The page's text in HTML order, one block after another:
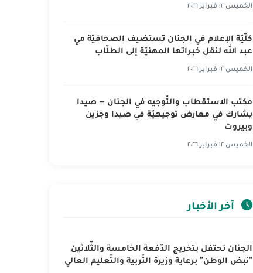
الخميس ١٢ فبراير ٢٠٢٦
كلّيّة الإعلام في الجنان تستضيف الصحافيّة مي
عبد الله لنقل خبراتها المهنيّة إلى الطلّاب
الخميس ١٢ فبراير ٢٠٢٦
مكتب الاستقطاب والتّوجيه في الجنان – صيدا
يشارك في معارض توجيهيّة في صيدا وجزين
وبيروت
الخميس ١٢ فبراير ٢٠٢٦
آخر الأخبار
الجنان تحتفل بتخريج الدّفعة الخامسة والثّلاثين
"نبض الوطن" برعاية وزيرة التّربية والتّعليم العالي